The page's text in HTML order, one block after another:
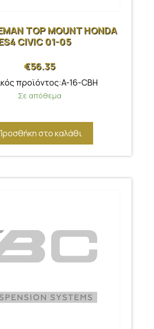
TOP MOUNT HONDA
CIVIC 01-05
€56.35
προϊόντος:A-16-CBH
Σε απόθεμα
στο καλάθι